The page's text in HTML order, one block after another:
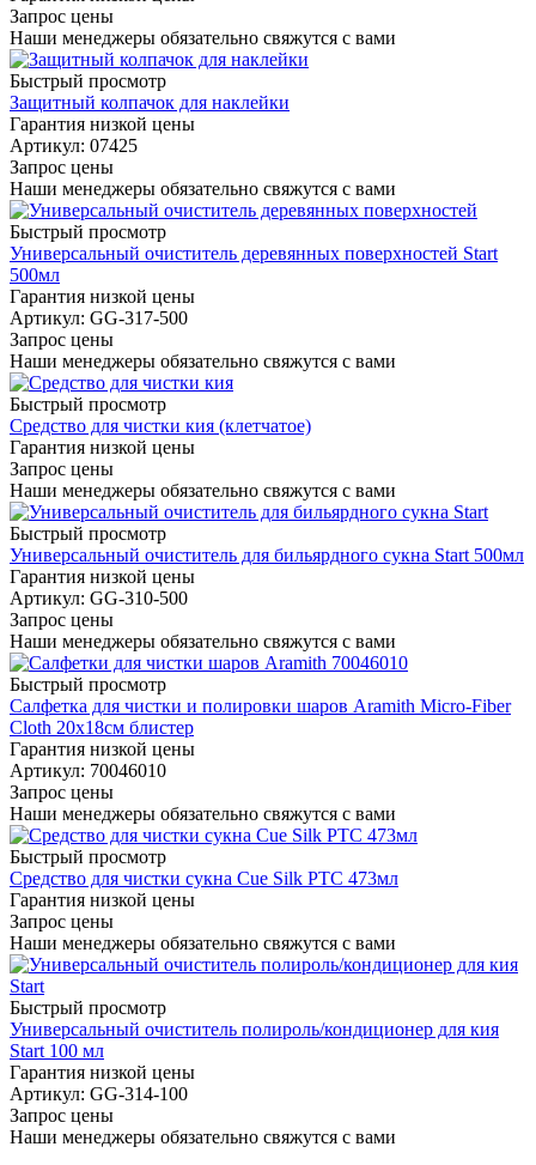
Запрос цены
Наши менеджеры обязательно свяжутся с вами
Быстрый просмотр
Защитный колпачок для наклейки
Гарантия низкой цены
Артикул: 07425
Запрос цены
Наши менеджеры обязательно свяжутся с вами
Быстрый просмотр
Универсальный очиститель деревянных поверхностей Start
500мл
Гарантия низкой цены
Артикул: GG-317-500
Запрос цены
Наши менеджеры обязательно свяжутся с вами
Быстрый просмотр
Средство для чистки кия (клетчатое)
Гарантия низкой цены
Запрос цены
Наши менеджеры обязательно свяжутся с вами
Быстрый просмотр
Универсальный очиститель для бильярдного сукна Start 500мл
Гарантия низкой цены
Артикул: GG-310-500
Запрос цены
Наши менеджеры обязательно свяжутся с вами
Быстрый просмотр
Салфетка для чистки и полировки шаров Aramith Micro-Fiber
Cloth 20х18см блистер
Гарантия низкой цены
Артикул: 70046010
Запрос цены
Наши менеджеры обязательно свяжутся с вами
Быстрый просмотр
Средство для чистки сукна Cue Silk PTC 473мл
Гарантия низкой цены
Запрос цены
Наши менеджеры обязательно свяжутся с вами
Быстрый просмотр
Универсальный очиститель полироль/кондиционер для кия
Start 100 мл
Гарантия низкой цены
Артикул: GG-314-100
Запрос цены
Наши менеджеры обязательно свяжутся с вами